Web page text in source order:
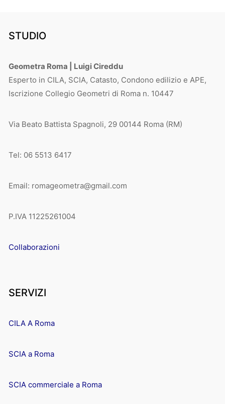
STUDIO
Geometra Roma | Luigi Cireddu
Esperto in CILA, SCIA, Catasto, Condono edilizio e APE,
Iscrizione Collegio Geometri di Roma n. 10447
Via Beato Battista Spagnoli, 29 00144 Roma (RM)
Tel: 06 5513 6417
Email: romageometra@gmail.com
P.IVA 11225261004
Collaborazioni
SERVIZI
CILA A Roma
SCIA a Roma
SCIA commerciale a Roma